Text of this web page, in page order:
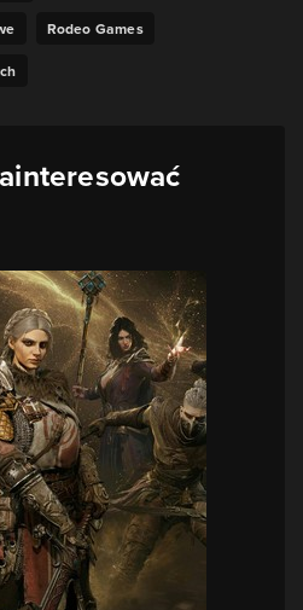
Rodeo Games